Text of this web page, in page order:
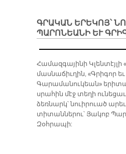
ԳՐԱԿԱՆ ԵՐԵԿՈՅ՝
ՊԱՐՈՆԵԱՆԻ ԵՒ
Համազգայինի
մասնաճիւղին, «Գրիգոր
Գարամանուկեան»
սրահին մէջ տեղի
ձեռնարկ՝ նուիրուած
տիտաններու՝ Յակոբ
Զօհրապի: